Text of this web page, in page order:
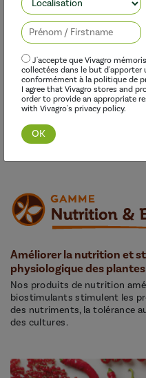
Découvrir cette
Améliorer la nutrition et
physiologique des plantes
Nos produits de nutrition
biostimulants stimulent les
des nutriments, la tolérance
des cultures.
J'accepte que Vivagro
collectées dans le but d'apporter
conformément à la politique de
I agree that Vivagro stores and
order to provide an appropriate
with Vivagro's privacy policy.